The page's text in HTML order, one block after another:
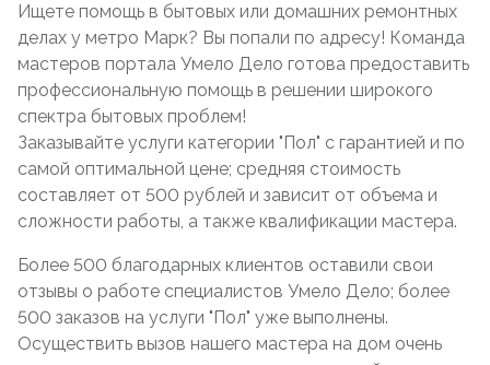
Ищете помощь в бытовых или домашних ремонтных
делах у метро Марк? Вы попали по адресу! Команда
мастеров портала Умело Дело готова предоставить
профессиональную помощь в решении широкого
спектра бытовых проблем!
Заказывайте услуги категории "Пол" с гарантией и по
самой оптимальной цене; средняя стоимость
составляет от 500 рублей и зависит от объема и
сложности работы, а также квалификации мастера.
Более 500 благодарных клиентов оставили свои
отзывы о работе специалистов Умело Дело; более
500 заказов на услуги "Пол" уже выполнены.
Осуществить вызов нашего мастера на дом очень